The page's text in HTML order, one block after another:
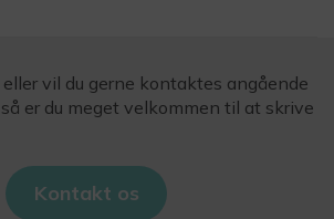
eller vil du gerne kontaktes angående
er du meget velkommen til at skrive
Kontakt os